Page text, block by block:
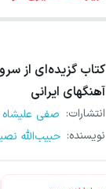
کتاب گزیده‌ای از
آهنگهای ایرانی
انتشارات: صفی علیشاه
نویسنده: حبیب‌الله